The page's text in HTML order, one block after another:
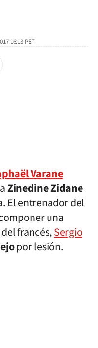
16:13 PET
Varane
Zinedine Zidane
El entrenador del
una
francés,Sergio
por lesión.